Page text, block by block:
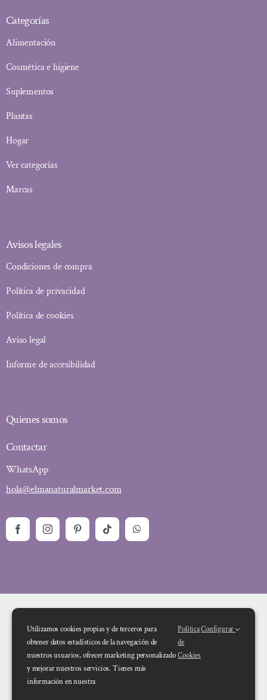
Categorías
Alimentación
Cosmética e higiene
Suplementos
Plantas
Hogar
Ver categorías
Marcas
Avisos legales
Condiciones de compra
Política de privacidad
Política de cookies
Aviso legal
Informe de accesibilidad
Quienes somos
Contactar
WhatsApp
hola@elmanaturalmarket.com
Financiado por la Unión Europea – NextGenerationEU. Sin embargo, los
Utilizamos cookies propias y de terceros para
obtener datos estadísticos de la navegación de
nuestros usuarios, ofrecer marketing personalizado
y mejorar nuestros servicios. Tienes más
información en nuestra
Política
de
Cookies
Configurar